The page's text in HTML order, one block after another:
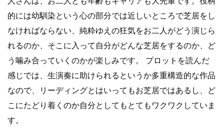
的には幼馴染という心の部分では近しいところで芝居をし
なければならない、純粋ゆえの狂気をお二人がどう演じら
れるのか、そこに入って自分がどんな芝居をするのか、ど
う噛み合っていくのかが楽しみです。 プロットを読んだ
感じでは、生演奏に助けられるというか多重構造的な作品
なので、リーディングとはいってもお芝居ではあるし、ど
こにたどり着くのか自分としてもとてもワクワクしていま
す。